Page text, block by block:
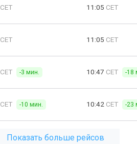
CET 11:05 CET
CET 11:05 CET
CET -3 мин. 10:47 CET -18
CET -10 мин. 10:42 CET -23
Показать больше рейсов